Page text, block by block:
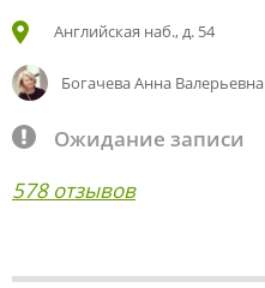
Английская наб., д. 54
Богачева Анна Валерьевна
Ожидание записи
578 отзывов